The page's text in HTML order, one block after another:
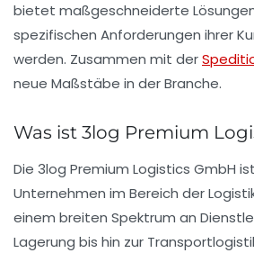
bietet maßgeschneiderte
spezifischen Anforderungen ihrer
werden. Zusammen mit der
neue Maßstäbe in der Branche.
Was ist 3log Premium
Die 3log Premium Logistics GmbH
Unternehmen im Bereich der
einem breiten Spektrum an
Lagerung bis hin zur